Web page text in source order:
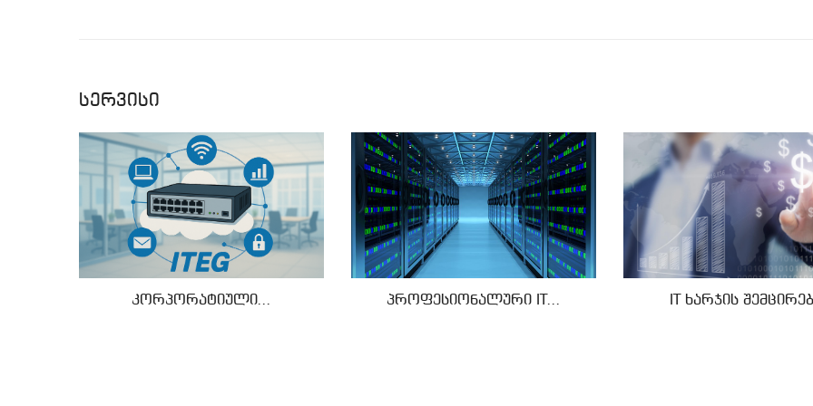
სერვისი
კორპორატიული... პროფესიონალური IT... IT ხარჯის